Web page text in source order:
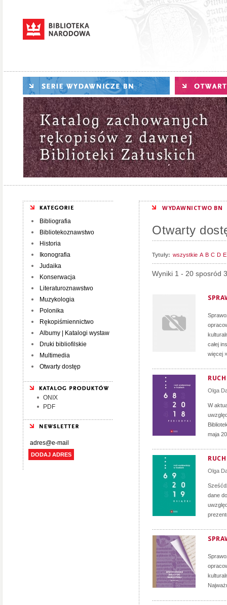
Bibliografia
Bibliotekoznawstwo
Historia
Ikonografia
Judaika
Konserwacja
Literaturoznawstwo
Muzykologia
Polonika
Rękopiśmiennictwo
Albumy | Katalogi wystaw
Druki bibliofilskie
Multimedia
Otwarty dostęp
ONIX
PDF
DODAJ ADRES
WYDAWNICTWO BN
Otwarty
Tytuły: wszystkie A B C D E
Wyniki 1 - 20 sposród
całej
więcej »
Olga
W
maja
Olga
dane